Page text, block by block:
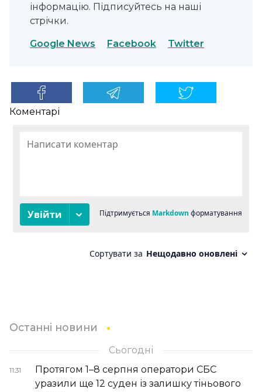
інформацію. Підписуйтесь на наші
стрічки.
Google News Facebook Twitter
Коментарі
Останні новини
Сьогодні
11:31
Протягом 1–8 серпня оператори СБС
уразили ще 12 суден із залишку тіньового